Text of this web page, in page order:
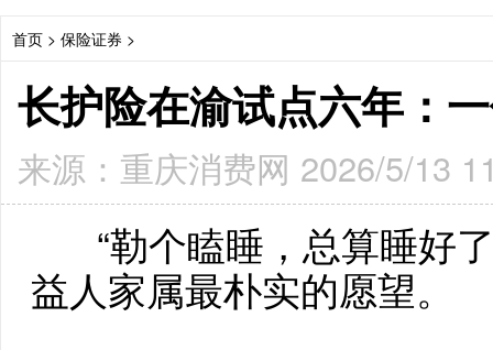
首页 > 保险证券 >
长护险在渝试点六年：
来源：重庆消费网 2026/5/13
“勒个瞌睡，总算睡好
益人家属最朴实的愿望。